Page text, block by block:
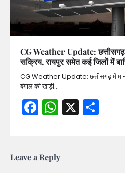
CG Weather Update:
सक्रिय, रायपुर समेत कई जिलों में
CG Weather Update: छत्तीसगढ़ में
बंगाल की खाड़ी…
Facebook
X
Leave a Reply